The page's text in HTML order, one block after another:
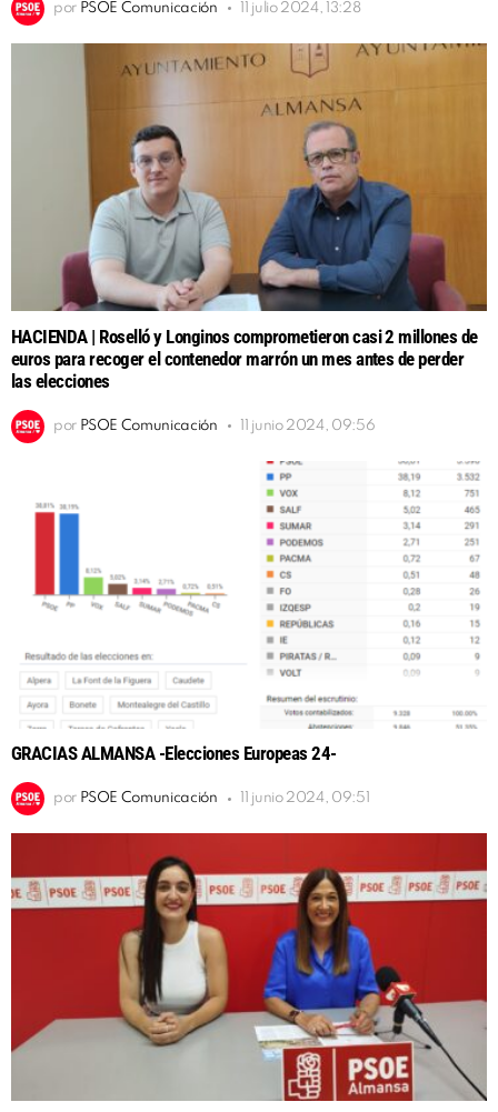
por PSOE Comunicación 11 julio 2024, 13:28
HACIENDA | Roselló y Longinos comprometieron casi 2 millones de
euros para recoger el contenedor marrón un mes antes de perder
las elecciones
por PSOE Comunicación 11 junio 2024, 09:56
GRACIAS ALMANSA -Elecciones Europeas 24-
por PSOE Comunicación 11 junio 2024, 09:51